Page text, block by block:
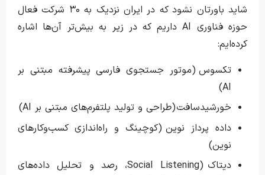
شاید باورتان نشود که در ایران نزدیک به ۳۰ شرکت فعال
حوزه فناوری AI داریم که در زیر به بیش‌تر آن‌ها اشاره
کرده‌ایم:
تکسوس (موتور جستجوی فارسی پیشرفته مبتنی بر
AI)
خورشیدسافت (طراحی و تولید پلتفرم‌های مبتنی بر AI)
داده پرداز نوین (کوچینگ و راه‌اندازی کسب‌وکارهای
نوین)
دیتاک (Social Listening، رصد و تحلیل داده‌های